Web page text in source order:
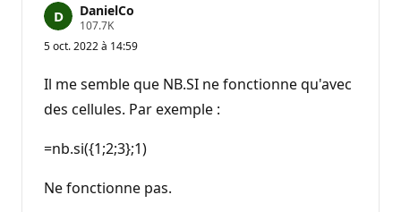
DanielCo
107.7KP
i
t
s
d
e
é
p
t
5 oct. 2022 à 14:59
Il me semble que NB.SI ne fonctionne qu'avec
des cellules. Par exemple :
=nb.si({1;2;3};1)
Ne fonctionne pas.